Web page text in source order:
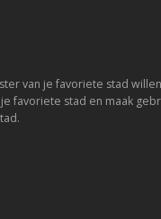
van je favoriete stad
favoriete stad en maak